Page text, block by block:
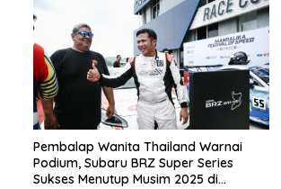
Pembalap Wanita Thailand Warnai
Podium, Subaru BRZ Super Series
Sukses Menutup Musim 2025 di